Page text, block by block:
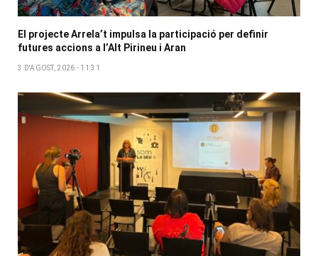
El projecte Arrela’t impulsa la participació per definir
futures accions a l’Alt Pirineu i Aran
3 D'AGOST, 2026 - 11:31